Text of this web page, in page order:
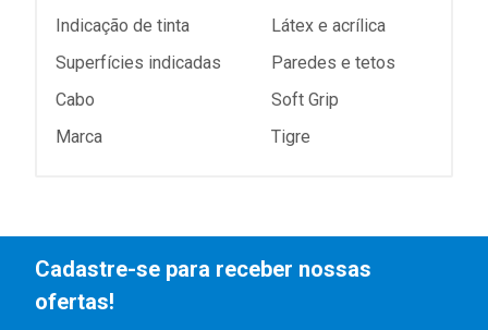
Indicação de tinta
Látex e acrílica
Superfícies indicadas
Paredes e tetos
Cabo
Soft Grip
Marca
Tigre
Cadastre-se para receber nossas
ofertas!